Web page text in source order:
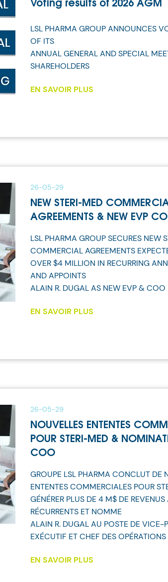
Voting results of 2026 AGM
LSL PHARMA GROUP ANNOUNCES
OF ITS
ANNUAL GENERAL AND SPECIAL
SHAREHOLDERS
EN SAVOIR PLUS
26-05-29
NEW STERI-MED
AGREEMENTS & NEW EVP
LSL PHARMA GROUP SECURES NEW
COMMERCIAL AGREEMENTS
OVER $4 MILLION IN RECURRING
AND APPOINTS
ALAIN R. DUGAL AS NEW EVP & COO
EN SAVOIR PLUS
26-05-29
NOUVELLES ENTENTES
POUR STERI-MED &
COO
GROUPE LSL PHARMA CONCLUT DE
ENTENTES COMMERCIALES POUR
GÉNÉRER PLUS DE 4 M$ DE
RÉCURRENTS ET NOMME
ALAIN R. DUGAL AU POSTE DE VICE-
EXÉCUTIF ET CHEF DES OPÉRATIONS
EN SAVOIR PLUS